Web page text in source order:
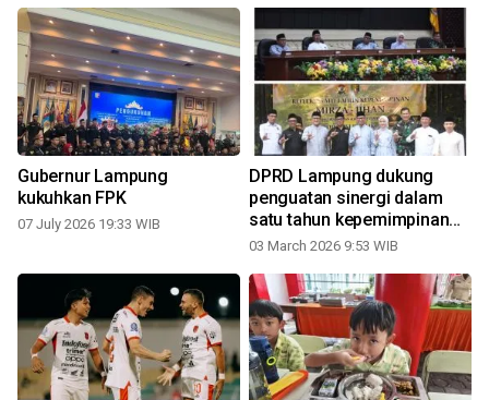
Gubernur Lampung
kukuhkan FPK
07 July 2026 19:33 WIB
DPRD Lampung dukung
penguatan sinergi dalam
satu tahun kepemimpinan
Mirza-Jihan
03 March 2026 9:53 WIB